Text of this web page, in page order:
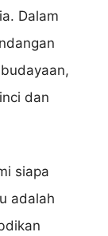
Dalam
dan
siapa
adalah